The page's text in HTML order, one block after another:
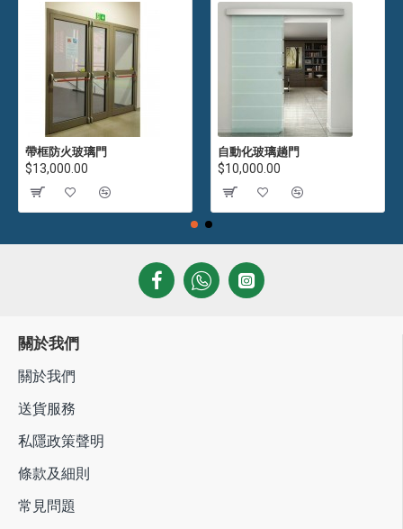
帶框防火玻璃門
$13,000.00
自動化玻璃趟門
$10,000.00
關於我們
關於我們
送貨服務
私隱政策聲明
條款及細則
常見問題